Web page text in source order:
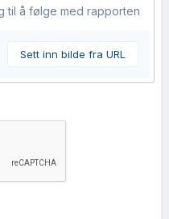
til å følge med rapporten
Sett inn bilde fra URL